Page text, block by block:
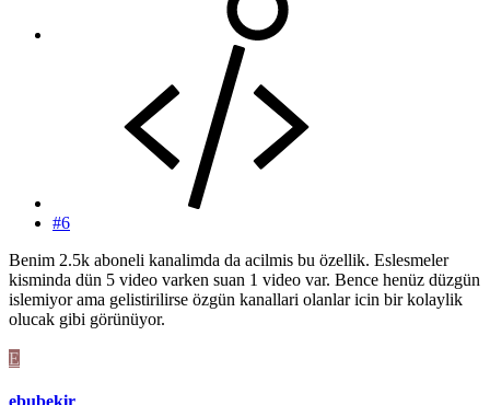
#6
Benim 2.5k aboneli kanalimda da acilmis bu özellik. Eslesmeler
kisminda dün 5 video varken suan 1 video var. Bence henüz düzgün
islemiyor ama gelistirilirse özgün kanallari olanlar icin bir kolaylik
olucak gibi görünüyor.
E